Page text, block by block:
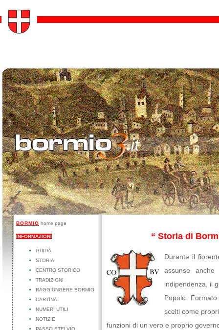
“ Storia di
Durante il
assunse
indipendenza, il
Popolo.
scelti come
funzioni di un vero e proprio
BORMIO home page
INFORMAZIONI
GUIDA
STORIA
CENTRO STORICO
TRADIZIONI
RAGGIUNGERE BORMIO
CARTINA
NUMERI UTILI
NOTIZIE
PASSO STELVIO